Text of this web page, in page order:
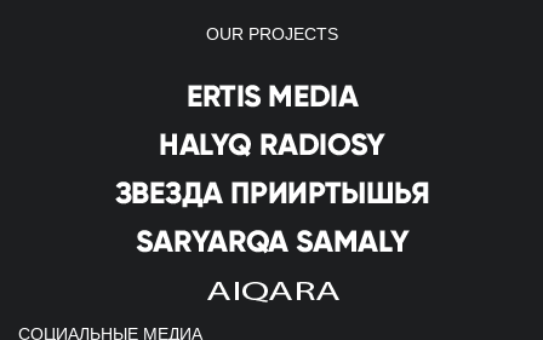
OUR PROJECTS
СОЦИАЛЬНЫЕ МЕДИА